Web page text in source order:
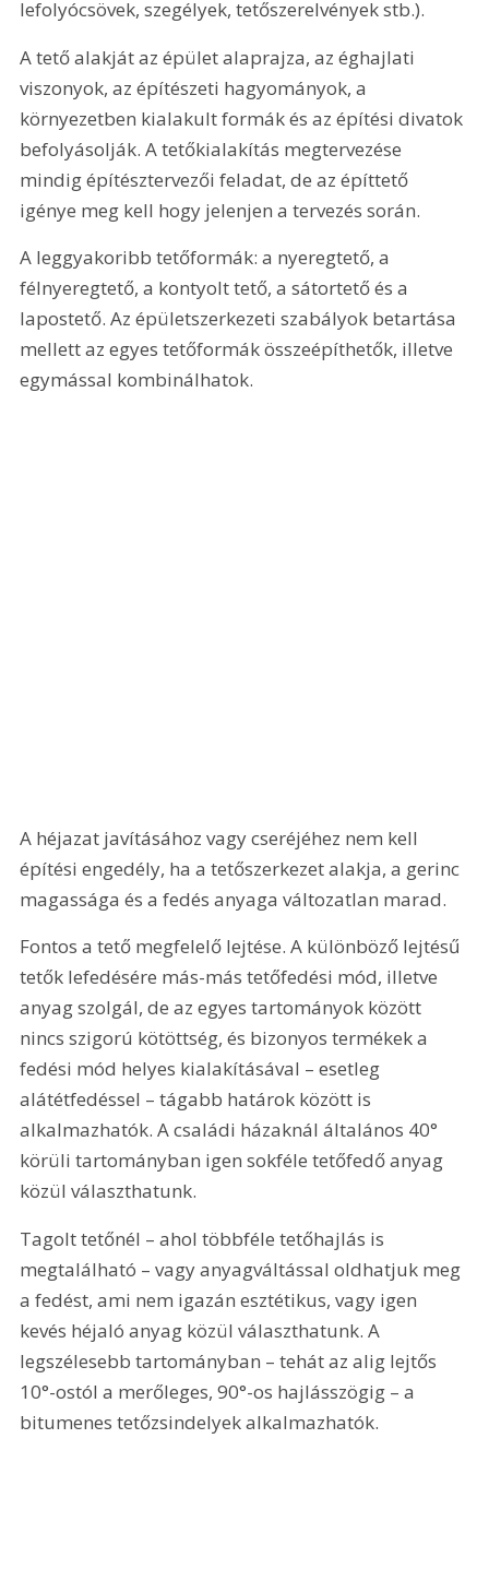
lefolyócsövek, szegélyek, tetőszerelvények stb.).
A tető alakját az épület alaprajza, az éghajlati
viszonyok, az építészeti hagyományok, a
környezetben kialakult formák és az építési divatok
befolyásolják. A tetőkialakítás megtervezése
mindig építésztervezői feladat, de az építtető
igénye meg kell hogy jelenjen a tervezés során.
A leggyakoribb tetőformák: a nyeregtető, a
félnyeregtető, a kontyolt tető, a sátortető és a
lapostető. Az épületszerkezeti szabályok betartása
mellett az egyes tetőformák összeépíthetők, illetve
egymással kombinálhatok.
A héjazat javításához vagy cseréjéhez nem kell
építési engedély, ha a tetőszerkezet alakja, a gerinc
magassága és a fedés anyaga változatlan marad.
Fontos a tető megfelelő lejtése. A különböző lejtésű
tetők lefedésére más-más tetőfedési mód, illetve
anyag szolgál, de az egyes tartományok között
nincs szigorú kötöttség, és bizonyos termékek a
fedési mód helyes kialakításával – esetleg
alátétfedéssel – tágabb határok között is
alkalmazhatók. A családi házaknál általános 40°
körüli tartományban igen sokféle tetőfedő anyag
közül választhatunk.
Tagolt tetőnél – ahol többféle tetőhajlás is
megtalálható – vagy anyagváltással oldhatjuk meg
a fedést, ami nem igazán esztétikus, vagy igen
kevés héjaló anyag közül választhatunk. A
legszélesebb tartományban – tehát az alig lejtős
10°-ostól a merőleges, 90°-os hajlásszögig – a
bitumenes tetőzsindelyek alkalmazhatók.